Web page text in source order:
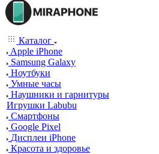
Каталог
Apple iPhone
Samsung Galaxy
Ноутбуки
Умные часы
Наушники и гарнитуры
Игрушки Labubu
Смартфоны
Google Pixel
Дисплеи iPhone
Красота и здоровье